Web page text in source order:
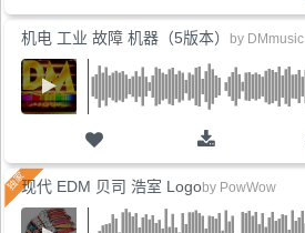
机电 工业 故障 机器（5版本） by DMmusic
现代 EDM 贝司 浩室 Logoby PowWow